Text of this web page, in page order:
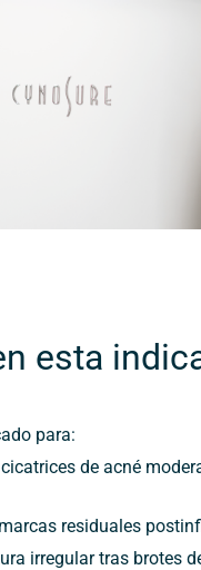
esta
para:
de acné
residuales
irregular tras brotes